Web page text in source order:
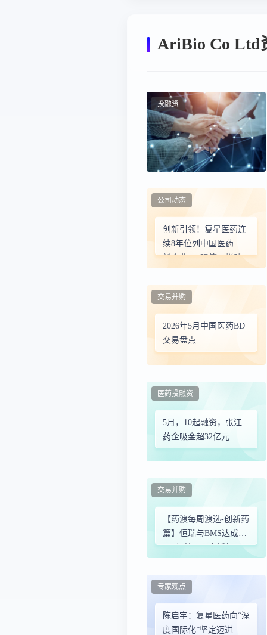
AriBio Co Ltd
投融资
创新引领！复星医药连
续8年位列中国医药创
新企业100强第一梯队
公司动态
2026年5月中国医药BD
交易盘点
交易并购
5月，10起融资，张江
药企吸金超32亿元
医药投融资
【药渡每周渡选-创新药
篇】恒瑞与BMS达成
152亿美元双向授权；
日股价涨108.3%……
交易并购
陈启宇：复星医药向“深
度国际化”坚定迈进
专家观点